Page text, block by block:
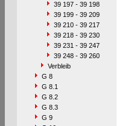
39 197 - 39 198
39 199 - 39 209
39 210 - 39 217
39 218 - 39 230
39 231 - 39 247
39 248 - 39 260
Verbleib
G 8
G 8.1
G 8.2
G 8.3
G 9